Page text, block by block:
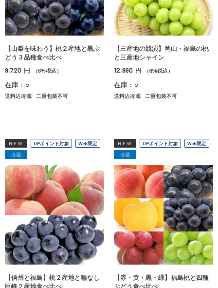
【山梨を味わう】桃２産地と黒ぶ
どう３品種食べ比べ
9,720 円 （8%税込）
在庫：○
送料込冷蔵 二重包装不可
【三産地の競演】岡山・福島の桃
と三産地シャイン
12,960 円 （8%税込）
在庫：○
送料込冷蔵 二重包装不可
NEW OPポイント対象
Web限定
冷蔵
【信州と福島】桃２産地と種なし
巨峰２産地食べ比べ
NEW OPポイント対象
Web限定
冷蔵
【赤・黄・黒・緑】福島桃と四種
ぶどう食べ比べ